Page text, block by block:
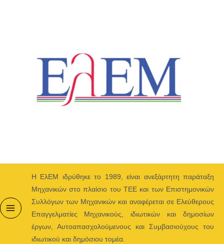
Main
Menu
H ΕλΕΜ ιδρύθηκε το 1989, είναι ανεξάρτητη παράταξη
Μηχανικών στο πλαίσιο του ΤΕΕ και των Επιστημονικών
Συλλόγων των Μηχανικών και αναφέρεται σε Ελεύθερους
Επαγγελματίες Μηχανικούς, ιδιωτικών και δημοσίων
έργων, Αυτοαπασχολούμενους και Συμβασιούχους του
ιδιωτικού και δημόσιου τομέα.